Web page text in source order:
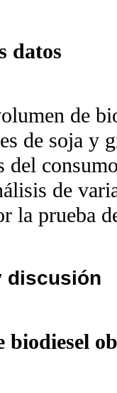
datos
de
de soja y
del
de
la prueba
discusión
biodiesel